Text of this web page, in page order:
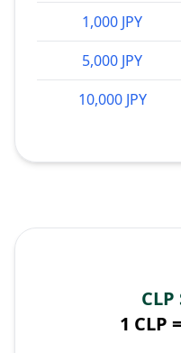
1,000 JPY
5,000 JPY
10,000 JPY
CLP
1 CLP =